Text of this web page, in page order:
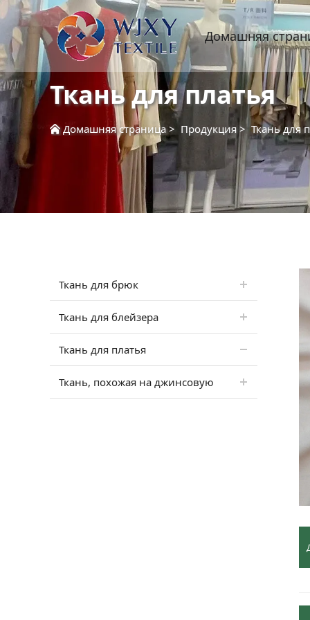
Домашняя
Ткань для платья
Домашняя страница> Продукция>Ткань для
Ткань для брюк
Ткань для блейзера
Ткань для платья
Ткань, похожая на джинсовую